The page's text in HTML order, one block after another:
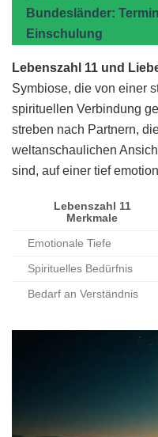
Bundesländer:
Einschulung
Lebenszahl 11 und
Symbiose, die von einer
spirituellen Verbindung
streben nach Partnern,
weltanschaulichen
sind, auf einer tief
Lebenszahl 11
Merkmale
Emotionale Tiefe
Spirituelles Bedürfnis
Bedarf an Verständnis